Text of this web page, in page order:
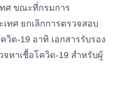
ศ ขณะที่กรมการ
เทศ ยกเลิกการตรวจสอบ
วิด-19 อาทิ เอกสารรับรอง
จหาเชื้อโควิด-19 สำหรับผู้